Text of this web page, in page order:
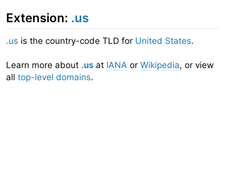
Extension: .us
.us is the country-code TLD for United States.
Learn more about .us at IANA or Wikipedia, or view
all top-level domains.